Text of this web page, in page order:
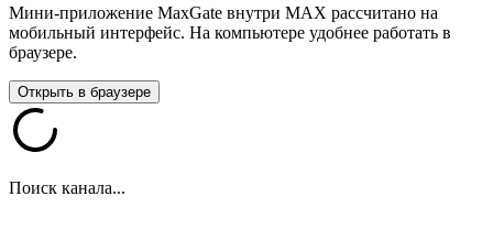
Мини-приложение MaxGate внутри MAX рассчитано на
мобильный интерфейс. На компьютере удобнее работать в
браузере.
Открыть в браузере
Поиск канала...